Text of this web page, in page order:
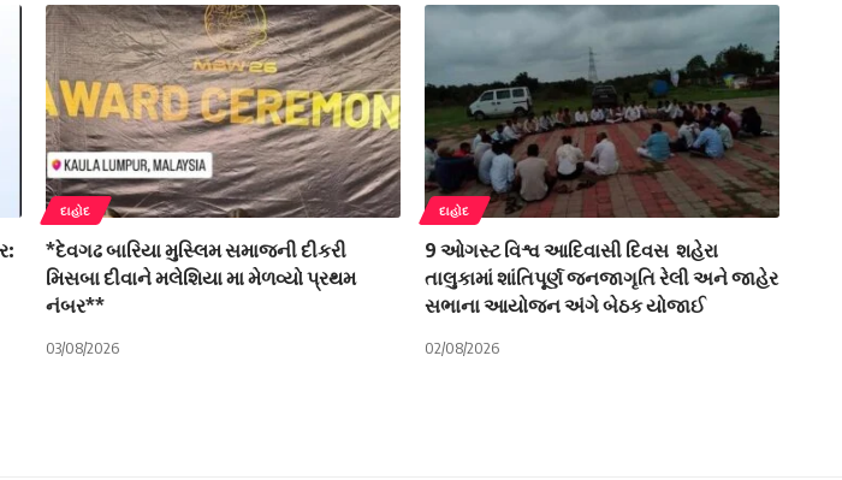
દાહોદ
*દેવગઢ બારિયા મુસ્લિમ સમાજની દીકરી
મિસબા દીવાને મલેશિયા મા મેળવ્યો પ્રથમ
નંબર**
03/08/2026
દાહોદ
9 ઓગસ્ટ વિશ્વ આદિવાસી દિવસ શહેરા
તાલુકામાં શાંતિપૂર્ણ જનજાગૃતિ રેલી અને જાહેર
સભાના આયોજન અંગે બેઠક યોજાઈ
02/08/2026